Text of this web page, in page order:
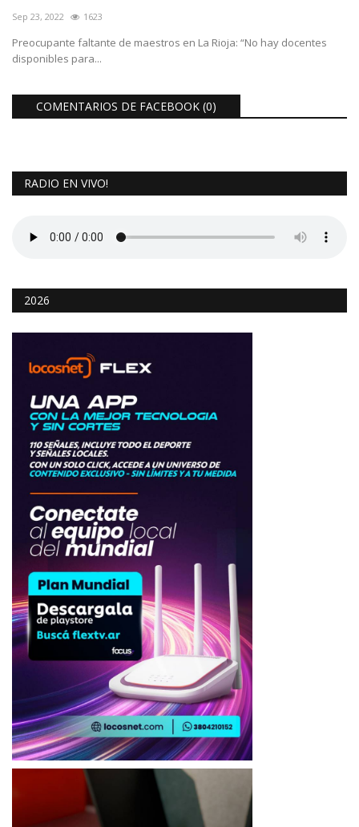
Sep 23, 2022 1623
Preocupante faltante de maestros en La Rioja: “No hay docentes
disponibles para...
COMENTARIOS DE FACEBOOK (0)
RADIO EN VIVO!
2026